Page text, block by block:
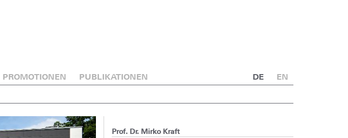
PROMOTIONEN PUBLIKATIONEN DE EN
Prof. Dr. Mirko Kraft